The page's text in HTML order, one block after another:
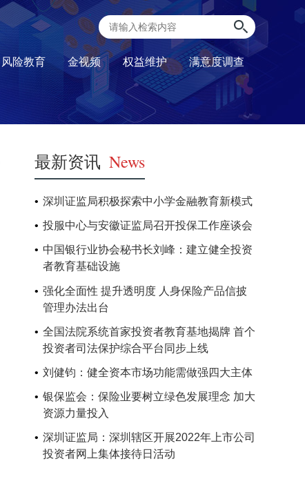
风险教育 金视频 权益维护 满意度调查
最新资讯 News
深圳证监局积极探索中小学金融教育新模式
投服中心与安徽证监局召开投保工作座谈会
中国银行业协会秘书长刘峰：建立健全投资
者教育基础设施
强化全面性 提升透明度 人身保险产品信披
管理办法出台
全国法院系统首家投资者教育基地揭牌 首个
投资者司法保护综合平台同步上线
刘健钧：健全资本市场功能需做强四大主体
银保监会：保险业要树立绿色发展理念 加大
资源力量投入
深圳证监局：深圳辖区开展2022年上市公司
投资者网上集体接待日活动